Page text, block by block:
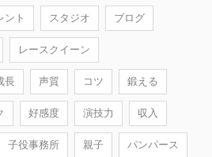
ント スタジオ ブログ
レースクイーン
長 声質 コツ 鍛える
好感度 演技力 収入
子役事務所 親子 パンパース